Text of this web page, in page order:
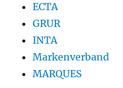
ECTA
GRUR
INTA
Markenverband
MARQUES